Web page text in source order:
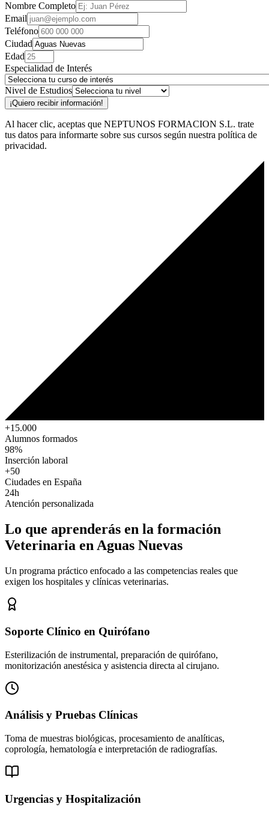
Nombre Completo
Email
Teléfono
Ciudad
Edad
Especialidad de Interés
Nivel de Estudios
¡Quiero recibir información!
Al hacer clic, aceptas que NEPTUNOS FORMACION S.L. trate
tus datos para informarte sobre sus cursos según nuestra política de
privacidad.
+15.000
Alumnos formados
98%
Inserción laboral
+50
Ciudades en España
24h
Atención personalizada
Lo que aprenderás en la formación
Veterinaria en Aguas Nuevas
Un programa práctico enfocado a las competencias reales que
exigen los hospitales y clínicas veterinarias.
Soporte Clínico en Quirófano
Esterilización de instrumental, preparación de quirófano,
monitorización anestésica y asistencia directa al cirujano.
Análisis y Pruebas Clínicas
Toma de muestras biológicas, procesamiento de analíticas,
coprología, hematología e interpretación de radiografías.
Urgencias y Hospitalización